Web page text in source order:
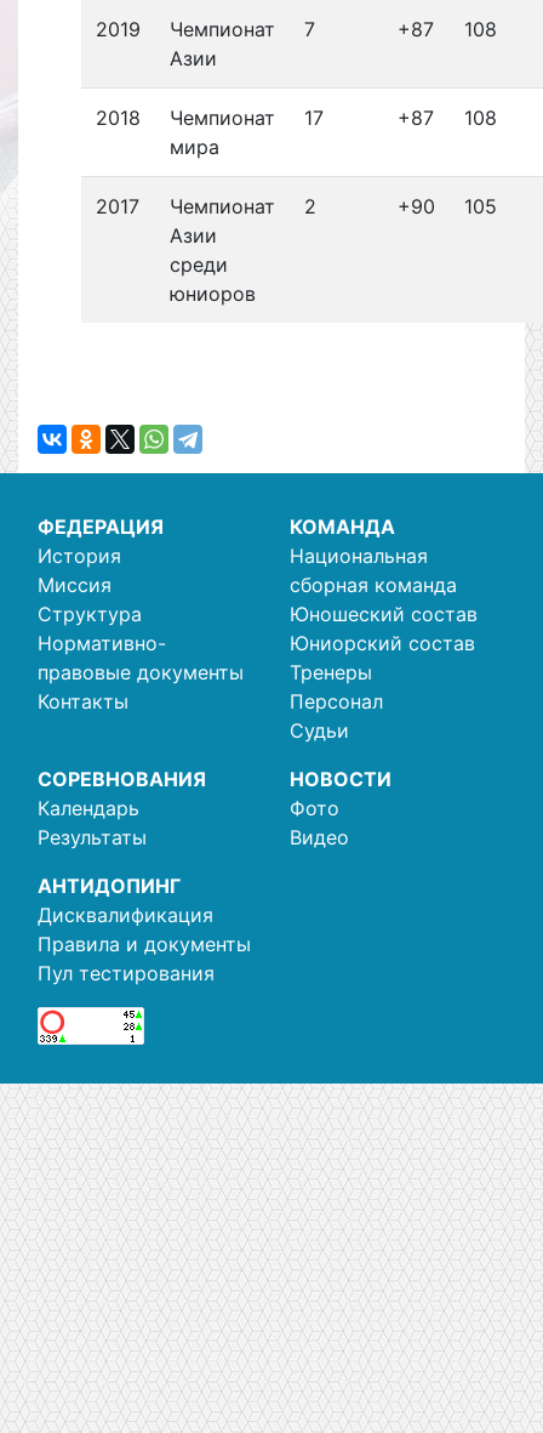
2019
Чемпионат
Азии
7 +87 108
2018
Чемпионат
мира
17 +87 108
2017
Чемпионат
Азии
среди
юниоров
2 +90 105
ФЕДЕРАЦИЯ
История
Миссия
Структура
Нормативно-
правовые документы
Контакты
КОМАНДА
Национальная
сборная команда
Юношеский состав
Юниорский состав
Тренеры
Персонал
Судьи
СОРЕВНОВАНИЯ
Календарь
Результаты
НОВОСТИ
Фото
Видео
АНТИДОПИНГ
Дисквалификация
Правила и документы
Пул тестирования